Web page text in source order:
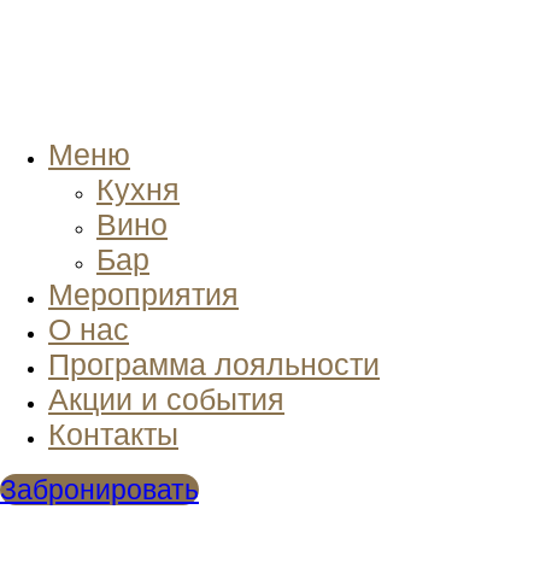
Меню
Кухня
Вино
Бар
Мероприятия
О нас
Программа лояльности
Акции и события
Контакты
Забронировать